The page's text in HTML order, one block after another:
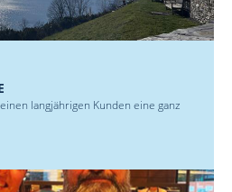
langjährigen Kunden eine ganz